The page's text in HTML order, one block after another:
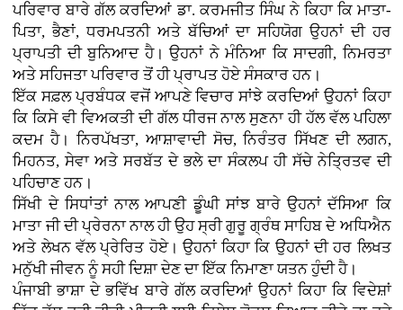
ਪਰਿਵਾਰ ਬਾਰੇ ਗੱਲ ਕਰਦਿਆਂ ਡਾ. ਕਰਮਜੀਤ ਸਿੰਘ ਨੇ ਕਿਹਾ ਕਿ ਮਾਤਾ-
ਪਿਤਾ, ਭੈਣਾਂ, ਧਰਮਪਤਨੀ ਅਤੇ ਬੱਚਿਆਂ ਦਾ ਸਹਿਯੋਗ ਉਹਨਾਂ ਦੀ ਹਰ
ਪ੍ਰਾਪਤੀ ਦੀ ਬੁਨਿਆਦ ਹੈ। ਉਹਨਾਂ ਨੇ ਮੰਨਿਆ ਕਿ ਸਾਦਗੀ, ਨਿਮਰਤਾ
ਅਤੇ ਸਹਿਜਤਾ ਪਰਿਵਾਰ ਤੋਂ ਹੀ ਪ੍ਰਾਪਤ ਹੋਏ ਸੰਸਕਾਰ ਹਨ।
ਇੱਕ ਸਫ਼ਲ ਪ੍ਰਬੰਧਕ ਵਜੋਂ ਆਪਣੇ ਵਿਚਾਰ ਸਾਂਝੇ ਕਰਦਿਆਂ ਉਹਨਾਂ ਕਿਹਾ
ਕਿ ਕਿਸੇ ਵੀ ਵਿਅਕਤੀ ਦੀ ਗੱਲ ਧੀਰਜ ਨਾਲ ਸੁਣਨਾ ਹੀ ਹੱਲ ਵੱਲ ਪਹਿਲਾ
ਕਦਮ ਹੈ। ਨਿਰਪੱਖਤਾ, ਆਸ਼ਾਵਾਦੀ ਸੋਚ, ਨਿਰੰਤਰ ਸਿੱਖਣ ਦੀ ਲਗਨ,
ਮਿਹਨਤ, ਸੇਵਾ ਅਤੇ ਸਰਬੱਤ ਦੇ ਭਲੇ ਦਾ ਸੰਕਲਪ ਹੀ ਸੱਚੇ ਨੇਤ੍ਰਿਤਵ ਦੀ
ਪਹਿਚਾਣ ਹਨ।
ਸਿੱਖੀ ਦੇ ਸਿਧਾਂਤਾਂ ਨਾਲ ਆਪਣੀ ਡੂੰਘੀ ਸਾਂਝ ਬਾਰੇ ਉਹਨਾਂ ਦੱਸਿਆ ਕਿ
ਮਾਤਾ ਜੀ ਦੀ ਪ੍ਰੇਰਨਾ ਨਾਲ ਹੀ ਉਹ ਸ੍ਰੀ ਗੁਰੂ ਗ੍ਰੰਥ ਸਾਹਿਬ ਦੇ ਅਧਿਐਨ
ਅਤੇ ਲੇਖਨ ਵੱਲ ਪ੍ਰੇਰਿਤ ਹੋਏ। ਉਹਨਾਂ ਕਿਹਾ ਕਿ ਉਹਨਾਂ ਦੀ ਹਰ ਲਿਖਤ
ਮਨੁੱਖੀ ਜੀਵਨ ਨੂੰ ਸਹੀ ਦਿਸ਼ਾ ਦੇਣ ਦਾ ਇੱਕ ਨਿਮਾਣਾ ਯਤਨ ਹੁੰਦੀ ਹੈ।
ਪੰਜਾਬੀ ਭਾਸ਼ਾ ਦੇ ਭਵਿੱਖ ਬਾਰੇ ਗੱਲ ਕਰਦਿਆਂ ਉਹਨਾਂ ਕਿਹਾ ਕਿ ਵਿਦੇਸ਼ਾਂ